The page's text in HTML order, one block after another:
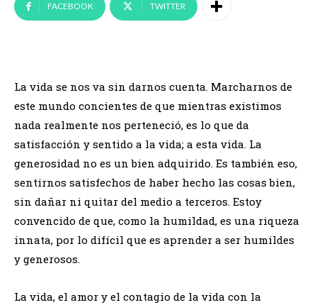
FACEBOOK TWITTER
La vida se nos va sin darnos cuenta. Marcharnos de
este mundo concientes de que mientras existimos
nada realmente nos perteneció, es lo que da
satisfacción y sentido a la vida; a esta vida. La
generosidad no es un bien adquirido. Es también eso,
sentirnos satisfechos de haber hecho las cosas bien,
sin dañar ni quitar del medio a terceros. Estoy
convencido de que, como la humildad, es una riqueza
innata, por lo difícil que es aprender a ser humildes
y generosos.
La vida, el amor y el contagio de la vida con la